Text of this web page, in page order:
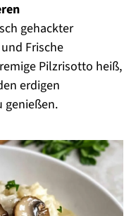
gehackter
Frische
Pilzrisotto heiß,
erdigen
genießen.